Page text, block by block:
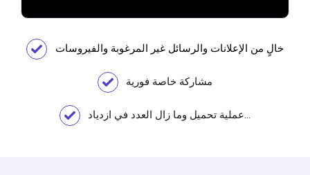
خالٍ من الإعلانات والرسائل غير المرغوبة والفيروسات
مشاركة خاصة فورية
عملية تحميل وما زال العدد في ازدياد...